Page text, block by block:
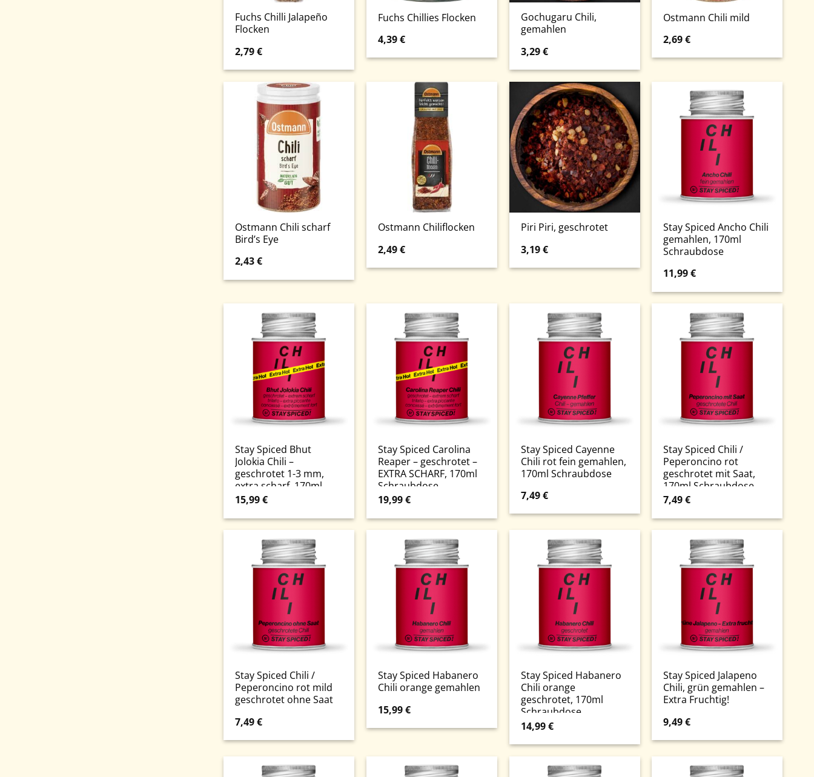
Fuchs Chilli Jalapeño
Flocken
2,79€
Fuchs Chillies Flocken
4,39€
Gochugaru Chili,
gemahlen
3,29€
Ostmann Chili mild
2,69€
Ostmann Chili scharf
Bird’s Eye
2,43€
Ostmann Chiliflocken
2,49€
Piri Piri, geschrotet
3,19€
Stay Spiced Ancho Chili
gemahlen, 170ml
Schraubdose
11,99€
Stay Spiced Bhut
Jolokia Chili –
geschrotet 1-3 mm,
extra scharf, 170ml
Schraubdose
15,99€
Stay Spiced Carolina
Reaper – geschrotet –
EXTRA SCHARF, 170ml
Schraubdose
19,99€
Stay Spiced Cayenne
Chili rot fein gemahlen,
170ml Schraubdose
7,49€
Stay Spiced Chili /
Peperoncino rot
geschrotet mit Saat,
170ml Schraubdose
7,49€
Stay Spiced Chili /
Peperoncino rot mild
geschrotet ohne Saat
7,49€
Stay Spiced Habanero
Chili orange gemahlen
15,99€
Stay Spiced Habanero
Chili orange
geschrotet, 170ml
Schraubdose
14,99€
Stay Spiced Jalapeno
Chili, grün gemahlen –
Extra Fruchtig!
9,49€